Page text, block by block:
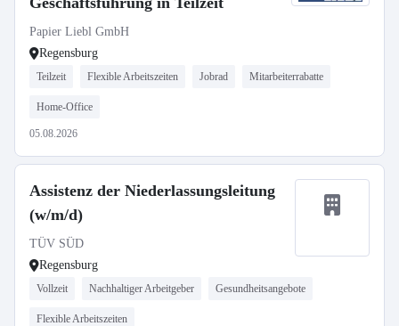
Papier Liebl GmbH
Regensburg
Teilzeit Flexible Arbeitszeiten Jobrad Mitarbeiterrabatte
Home-Office
05.08.2026
Assistenz der Niederlassungsleitung
(w/m/d)
TÜV SÜD
Regensburg
Vollzeit Nachhaltiger Arbeitgeber Gesundheitsangebote
Flexible Arbeitszeiten